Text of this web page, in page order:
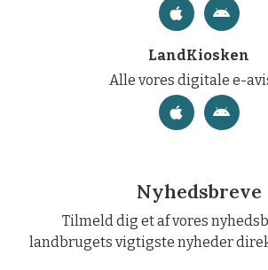
LandKiosken
Alle vores digitale e-
Nyhedsbreve
Tilmeld dig et af vores
landbrugets vigtigste nyheder